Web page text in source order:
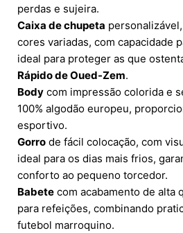
perdas e sujeira.
Caixa de chupeta
cores variadas, com capacidade
ideal para proteger as que
Rápido de Oued-Zem.
Body com impressão colorida e
100% algodão europeu,
esportivo.
Gorro de fácil colocação, com
ideal para os dias mais frios,
conforto ao pequeno torcedor.
Babete com acabamento de alta
para refeições, combinando
futebol marroquino.